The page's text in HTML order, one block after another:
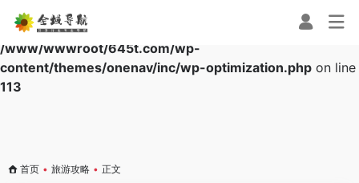
Warning: Array to string conversion in
/www/wwwroot/645t.com/wp-
content/themes/onenav/inc/wp-optimization.php on line
113
首页 • 旅游攻略 • 正文